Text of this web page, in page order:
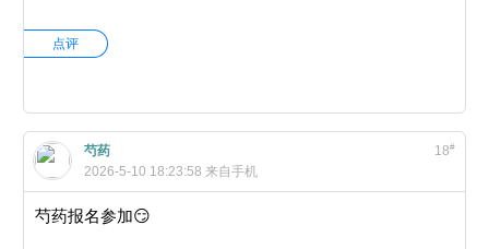
点评
18#
芍药
2026-5-10 18:23:58来自手机
芍药报名参加😏